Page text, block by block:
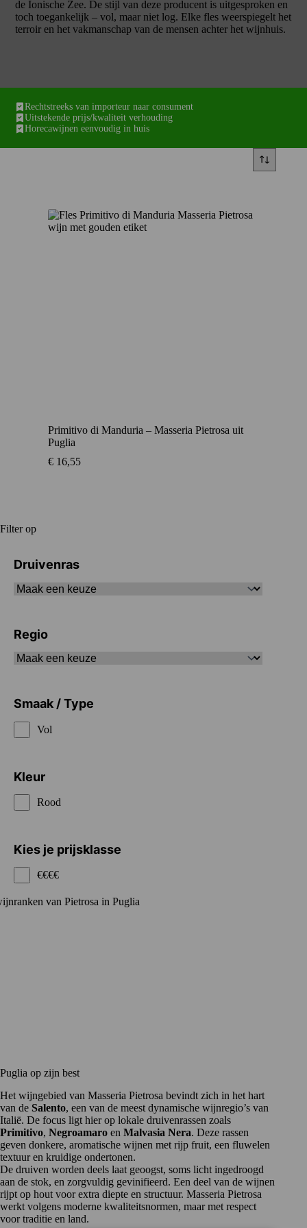
de Ionische Zee. De stijl van deze producent is uitgesproken en
toch toegankelijk – vol, maar niet log. Elke fles weerspiegelt het
terroir en het vakmanschap van de mensen achter het wijnhuis.
Rechtstreeks van importeur naar consument
Uitstekende prijs/kwaliteit verhouding
Horecawijnen eenvoudig in huis
Primitivo di Manduria – Masseria Pietrosa uit
Puglia
€ 16,55
Filter op
Druivenras
Regio
Smaak / Type
Vol
Kleur
Rood
Kies je prijsklasse
€€€€
Puglia op zijn best
Het wijngebied van Masseria Pietrosa bevindt zich in het hart
van de Salento, een van de meest dynamische wijnregio’s van
Italië. De focus ligt hier op lokale druivenrassen zoals
Primitivo, Negroamaro en Malvasia Nera. Deze rassen
geven donkere, aromatische wijnen met rijp fruit, een fluwelen
textuur en kruidige ondertonen.
De druiven worden deels laat geoogst, soms licht ingedroogd
aan de stok, en zorgvuldig gevinifieerd. Een deel van de wijnen
rijpt op hout voor extra diepte en structuur. Masseria Pietrosa
werkt volgens moderne kwaliteitsnormen, maar met respect
voor traditie en land.